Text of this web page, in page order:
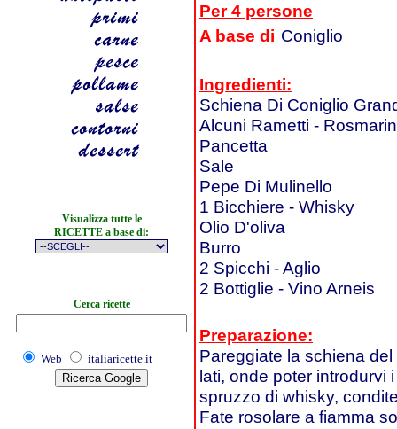
Visualizza tutte le
RICETTE a base di:
Cerca ricette
Web italiaricette.it
Per 4 persone
A base di Coniglio
Ingredienti:
Schiena Di Coniglio
Alcuni Rametti -
Pancetta
Sale
Pepe Di Mulinello
1 Bicchiere - Whisky
Olio D'oliva
Burro
2 Spicchi - Aglio
2 Bottiglie - Vino Arneis
Preparazione:
Pareggiate la schiena
lati, onde poter introdurvi
spruzzo di whisky,
Fate rosolare a fiamma